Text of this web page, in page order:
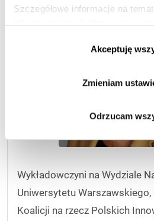
Szczegółowe informacje na
ich stosowania dostępne są na
Akceptuję
Zmieniam
Odrzucam
Wykładowczyni na Wydziale
Uniwersytetu Warszawskiego,
Koalicji na rzecz Polskich